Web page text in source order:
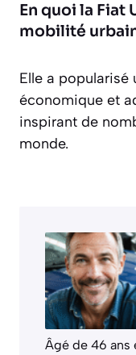
En quoi la
mobilité
Elle a popularisé
économique et
inspirant de
monde.
Âgé de 46 ans